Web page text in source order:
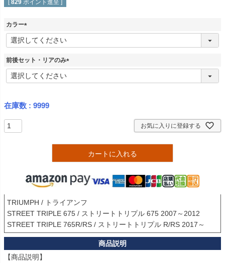
829 ポイント進呈 ]
カラー
(
必
)
前後セット・リアのみ
(
在庫数 9999
お気に入りに登録する
カートに入れる
TRIUMPH / トライアンフ
STREET TRIPLE 675 / ストリートトリプル 675 2007～2012
【商品説明】